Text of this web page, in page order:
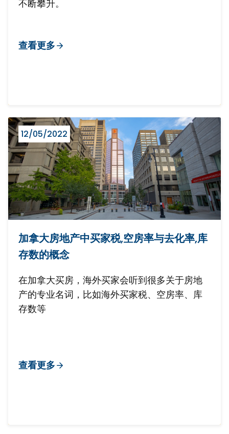
不断攀升。
查看更多
12/05/2022
加拿大房地产中买家税,空房率与去化率,库
存数的概念
在加拿大买房，海外买家会听到很多关于房地
产的专业名词，比如海外买家税、空房率、库
存数等
查看更多